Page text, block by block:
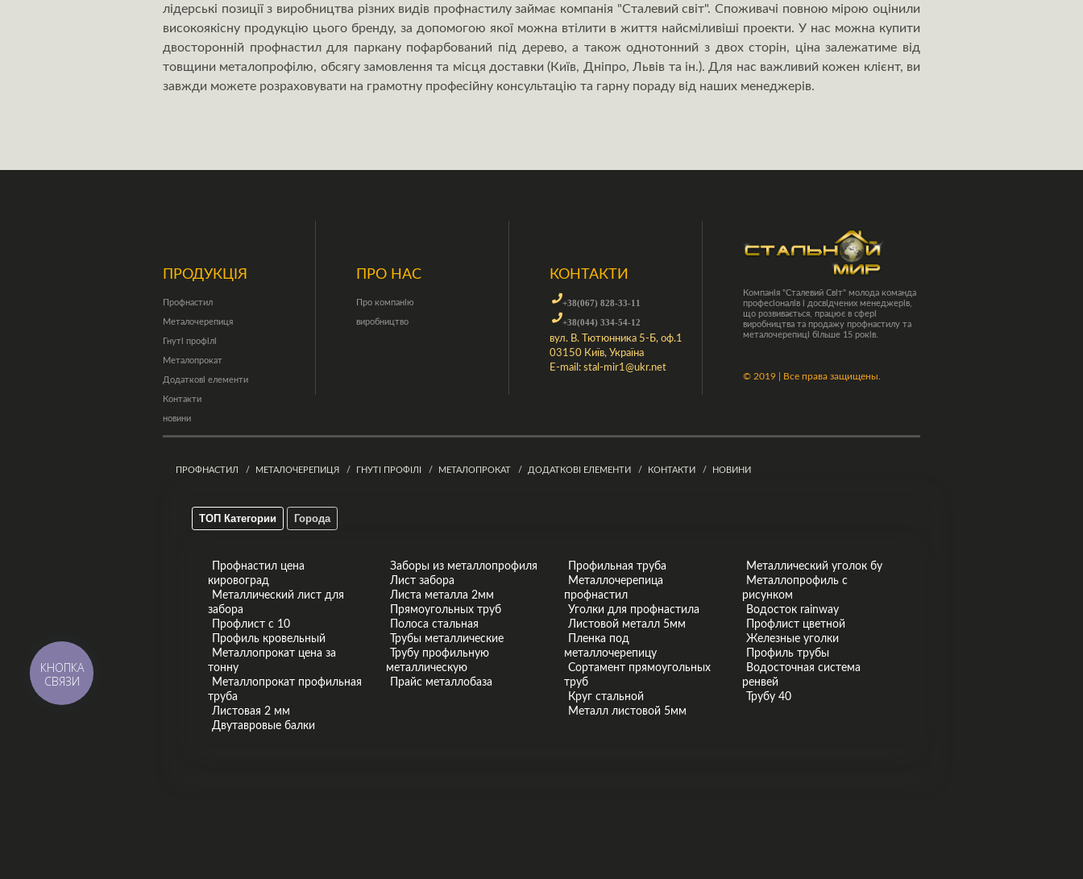
лідерські позиції з виробництва різних видів профнастилу займає компанія "Сталевий світ". Споживачі повною мірою оцінили
високоякісну продукцію цього бренду, за допомогою якої можна втілити в життя найсміливіші проекти. У нас можна купити
двосторонній профнастил для паркану пофарбований під дерево, а також однотонний з двох сторін, ціна залежатиме від
товщини металопрофілю, обсягу замовлення та місця доставки (Київ, Дніпро, Львів та ін.). Для нас важливий кожен клієнт, ви
завжди можете розраховувати на грамотну професійну консультацію та гарну пораду від наших менеджерів.
ПРОДУКЦІЯ
Профнастил
Металочерепиця
Гнуті профілі
Металопрокат
Додаткові елементи
Контакти
новини
ПРО НАС
Про компанію
виробництво
КОНТАКТИ
+38(067) 828-33-11
+38(044) 334-54-12
вул. В. Тютюнника 5-Б, оф.1
03150 Київ, Україна
E-mail: stal-mir1@ukr.net
Компанія "Сталевий Світ" молода команда
професіоналів і досвідчених менеджерів,
що розвивається, працює в сфері
виробництва та продажу профнастилу та
металочерепиці більше 15 років.
© 2019 | Все права защищены.
ПРОФНАСТИЛ МЕТАЛОЧЕРЕПИЦЯ ГНУТІ ПРОФІЛІ МЕТАЛОПРОКАТ ДОДАТКОВІ ЕЛЕМЕНТИ КОНТАКТИ НОВИНИ
ТОП Категории Города
Профнастил цена
кировоград
Металлический лист для
забора
Профлист с 10
Профиль кровельный
Металлопрокат цена за
тонну
Металлопрокат профильная
труба
Листовая 2 мм
Двутавровые балки
Заборы из металлопрофиля
Лист забора
Листа металла 2мм
Прямоугольных труб
Полоса стальная
Трубы металлические
Трубу профильную
металлическую
Прайс металлобаза
Профильная труба
Металлочерепица
профнастил
Уголки для профнастила
Листовой металл 5мм
Пленка под
металлочерепицу
Сортамент прямоугольных
труб
Круг стальной
Металл листовой 5мм
Металлический уголок бу
Металлопрофиль с
рисунком
Водосток rainway
Профлист цветной
Железные уголки
Профиль трубы
Водосточная система
ренвей
Трубу 40
КНОПКА
СВЯЗИ